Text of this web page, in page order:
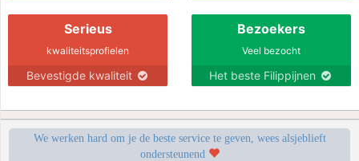
Serieus
kwaliteitsprofielen
Bevestigde kwaliteit
Bezoekers
Veel bezocht
Het beste Filippijnen
We werken hard om je de beste service te geven, wees alsjeblieft
ondersteunend